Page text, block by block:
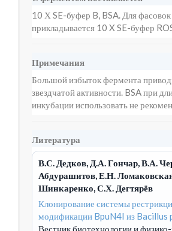
10 Х SE-буфер B, BSA. Для
прикладывается 10 X SE-буфер
Примечания
Большой избыток фермента
звездчатой активности. BSA при
инкубации использовать не
Литература
В.С. Дедков, Д.А. Гончар, В.А.
Абдурашитов, Е.Н.
Шинкаренко, С.Х. Дегтярёв
Клонирование системы
модификации BpuN4I из Bacillus
Вестник биотехнологии и